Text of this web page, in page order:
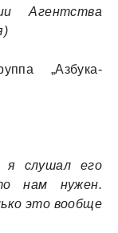
Агентства
„Азбука-
слушал его
нам нужен.
это вообще